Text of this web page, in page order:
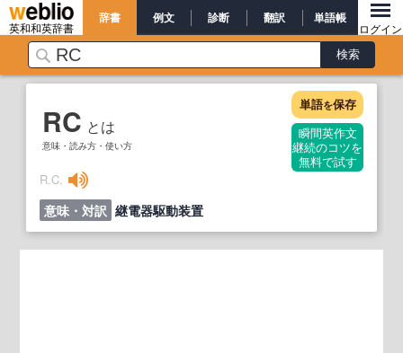
英和和英辞書
辞書 例文 診断 翻訳 単語帳
ログイン
RC とは
意味・読み方・使い方
単語を保存
瞬間英作文
継続のコツを
無料で試す
R.C.
意味・対訳 継電器駆動装置